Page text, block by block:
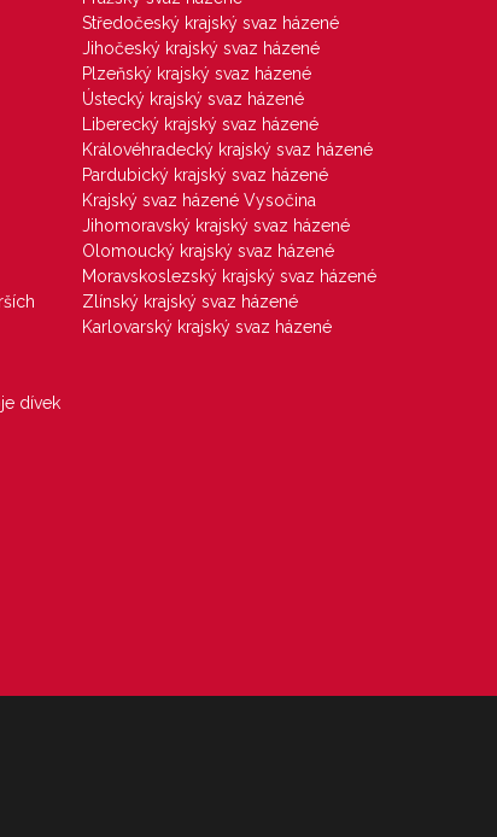
dívek
Středočeský krajský svaz házené
Jihočeský krajský svaz házené
Plzeňský krajský svaz házené
Ústecký krajský svaz házené
Liberecký krajský svaz házené
Královéhradecký krajský svaz házené
Pardubický krajský svaz házené
Krajský svaz házené Vysočina
Jihomoravský krajský svaz házené
Olomoucký krajský svaz házené
Moravskoslezský krajský svaz házené
Zlínský krajský svaz házené
Karlovarský krajský svaz házené